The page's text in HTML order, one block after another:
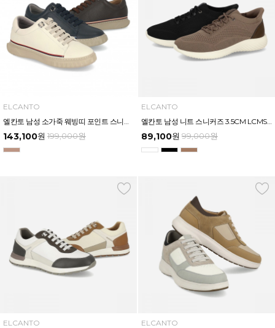
ELCANTO
143,100원 199,000원
ELCANTO
엘칸토 남성 니트 스니커즈 3.5CM LCMS87U613
89,100원 99,000원
ELCANTO
ELCANTO